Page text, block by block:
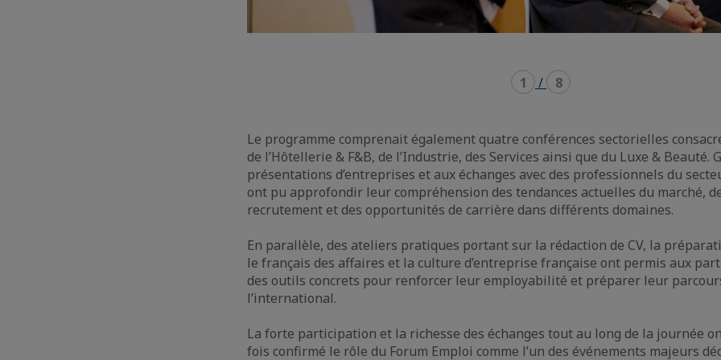
1 / 8
Le programme comprenait également quatre conférences sectorielles
de l’Hôtellerie & F&B, de l’Industrie, des Services ainsi que du Luxe & Beauté.
présentations d’entreprises et aux échanges avec des professionnels du
ont pu approfondir leur compréhension des tendances actuelles du marché,
recrutement et des opportunités de carrière dans différents domaines.
En parallèle, des ateliers pratiques portant sur la rédaction de CV, la
le français des affaires et la culture d’entreprise française ont permis aux
des outils concrets pour renforcer leur employabilité et préparer leur
l’international.
La forte participation et la richesse des échanges tout au long de la journée
fois confirmé le rôle du Forum Emploi comme l’un des événements majeurs